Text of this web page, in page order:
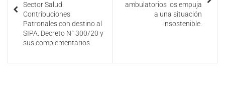
Sector Salud.
Contribuciones
Patronales con destino al
SIPA. Decreto N° 300/20 y
sus complementarios.
ambulatorios los empuja
a una situación
insostenible.